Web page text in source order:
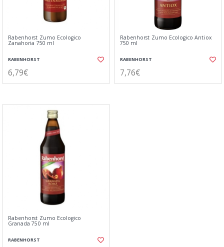
Rabenhorst Zumo Ecologico
Zanahoria 750 ml
RABENHORST
6,79€
Rabenhorst Zumo Ecologico Antiox
750 ml
RABENHORST
7,76€
Rabenhorst Zumo Ecologico
Granada 750 ml
RABENHORST